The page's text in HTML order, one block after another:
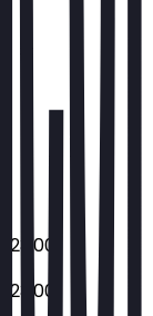
23:00
23:00